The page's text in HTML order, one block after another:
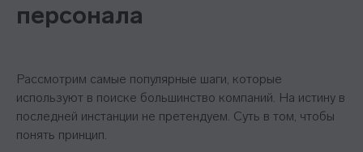
персонала
Рассмотрим самые популярные шаги, которые
используют в поиске большинство компаний. На истину в
последней инстанции не претендуем. Суть в том, чтобы
понять принцип.